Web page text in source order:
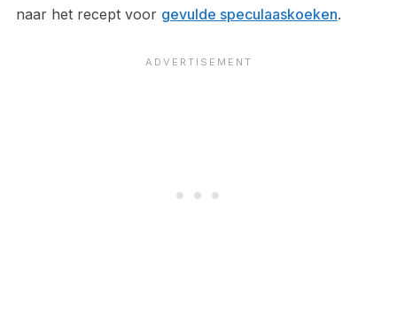
naar het recept voor gevulde speculaaskoeken.